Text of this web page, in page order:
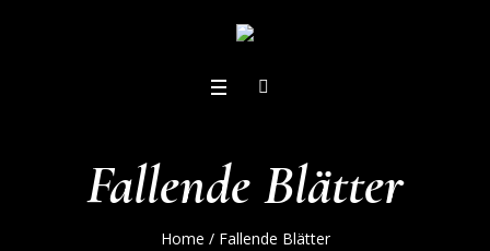
Fallende Blätter
Home / Fallende Blätter